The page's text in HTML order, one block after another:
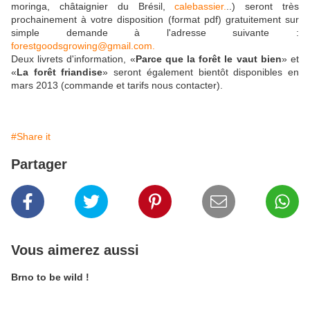
moringa, châtaignier du Brésil,calebassier.
..) seront très
prochainement à votre disposition (format pdf) gratuitement sur
simple demande à l'adresse suivante :
forestgoodsgrowing@gmail.com.
Deux livrets d'information, «Parce que la forêt le vaut bien» et
«La forêt friandise» seront également bientôt disponibles en
mars 2013 (commande et tarifs nous contacter).
#Share it
Partager
Vous aimerez aussi
Brno to be wild !